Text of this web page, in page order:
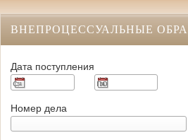
ВНЕПРОЦЕССУАЛЬНЫЕ
Дата поступления
Номер дела